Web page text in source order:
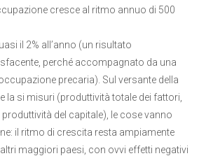
cresce al ritmo annuo di 500
il 2% all’anno (un risultato
perché accompagnato da una
precaria). Sul versante della
la si misuri (produttività totale dei fattori,
del capitale), le cose vanno
il ritmo di crescita resta ampiamente
maggiori paesi, con ovvi effetti negativi